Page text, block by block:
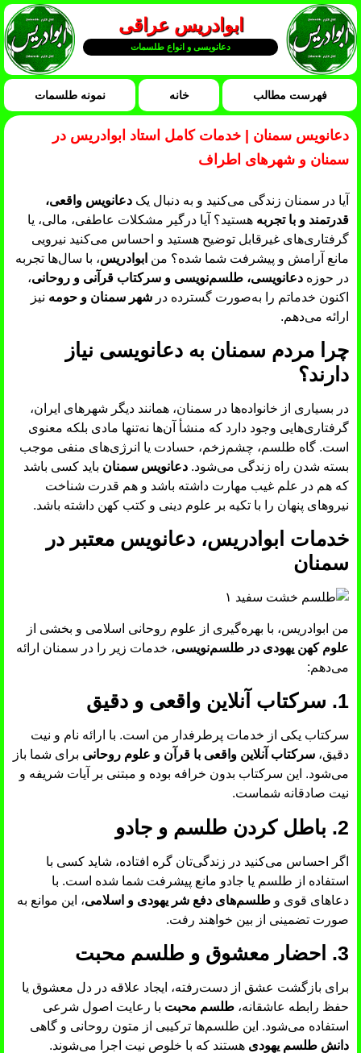
ابوادریس عراقی
دعانویسی و انواع طلسمات
فهرست مطالب خانه نمونه طلسمات
دعانویس سمنان | خدمات کامل استاد ابوادریس در
سمنان و شهرهای اطراف
آیا در سمنان زندگی می‌کنید و به دنبال یک دعانویس واقعی،
قدرتمند و با تجربه هستید؟ آیا درگیر مشکلات عاطفی، مالی، یا
گرفتاری‌های غیرقابل توضیح هستید و احساس می‌کنید نیرویی
مانع آرامش و پیشرفت شما شده؟ من ابوادریس، با سال‌ها تجربه
در حوزه دعانویسی، طلسم‌نویسی و سرکتاب قرآنی و روحانی،
اکنون خدماتم را به‌صورت گسترده در شهر سمنان و حومه نیز
ارائه می‌دهم.
چرا مردم سمنان به دعانویسی نیاز
دارند؟
در بسیاری از خانواده‌ها در سمنان، همانند دیگر شهرهای ایران،
گرفتاری‌هایی وجود دارد که منشأ آن‌ها نه‌تنها مادی بلکه معنوی
است. گاه طلسم، چشم‌زخم، حسادت یا انرژی‌های منفی موجب
بسته شدن راه زندگی می‌شود. دعانویس سمنان باید کسی باشد
که هم در علم غیب مهارت داشته باشد و هم قدرت شناخت
نیروهای پنهان را با تکیه بر علوم دینی و کتب کهن داشته باشد.
خدمات ابوادریس، دعانویس معتبر در
سمنان
من ابوادریس، با بهره‌گیری از علوم روحانی اسلامی و بخشی از
علوم کهن یهودی در طلسم‌نویسی، خدمات زیر را در سمنان ارائه
می‌دهم:
1. سرکتاب آنلاین واقعی و دقیق
سرکتاب یکی از خدمات پرطرفدار من است. با ارائه نام و نیت
دقیق، سرکتاب آنلاین واقعی با قرآن و علوم روحانی برای شما باز
می‌شود. این سرکتاب بدون خرافه بوده و مبتنی بر آیات شریفه و
نیت صادقانه شماست.
2. باطل کردن طلسم و جادو
اگر احساس می‌کنید در زندگی‌تان گره افتاده، شاید کسی با
استفاده از طلسم یا جادو مانع پیشرفت شما شده است. با
دعاهای قوی و طلسم‌های دفع شر یهودی و اسلامی، این موانع به
صورت تضمینی از بین خواهند رفت.
3. احضار معشوق و طلسم محبت
برای بازگشت عشق از دست‌رفته، ایجاد علاقه در دل معشوق یا
حفظ رابطه عاشقانه، طلسم محبت با رعایت اصول شرعی
استفاده می‌شود. این طلسم‌ها ترکیبی از متون روحانی و گاهی
دانش طلسم یهودی هستند که با خلوص نیت اجرا می‌شوند.